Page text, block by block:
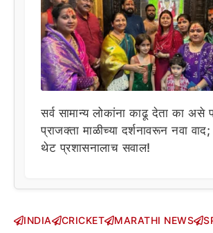
सर्व सामान्य लोकांना काढू देता का असे
प्राजक्ता माळीच्या दर्शनावरून नवा वाद;
थेट प्रशासनालाच सवाल!
INDIA CRICKET MARATHI NEWS